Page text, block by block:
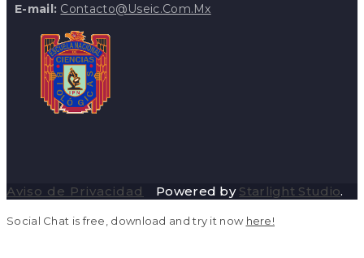
E-mail: Contacto@useic.com.mx
Aviso de Privacidad Powered by Starlight Studio.
Social Chat is free, download and try it now here!